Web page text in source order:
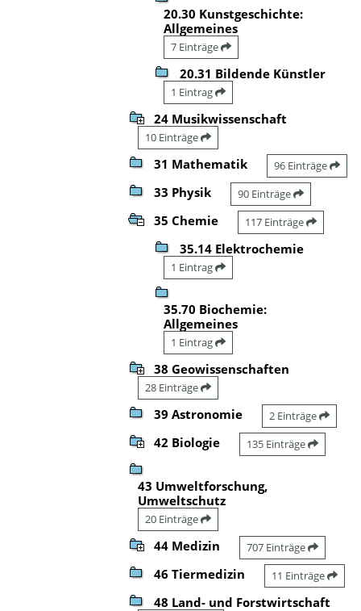
20.30 Kunstgeschichte:
Allgemeines
7 Einträge
20.31 Bildende Künstler
1 Eintrag
24 Musikwissenschaft
10 Einträge
31 Mathematik 96 Einträge
33 Physik 90 Einträge
35 Chemie 117 Einträge
35.14 Elektrochemie
1 Eintrag
35.70 Biochemie:
Allgemeines
1 Eintrag
38 Geowissenschaften
28 Einträge
39 Astronomie 2 Einträge
42 Biologie 135 Einträge
43 Umweltforschung,
Umweltschutz
20 Einträge
44 Medizin 707 Einträge
46 Tiermedizin 11 Einträge
48 Land- und Forstwirtschaft